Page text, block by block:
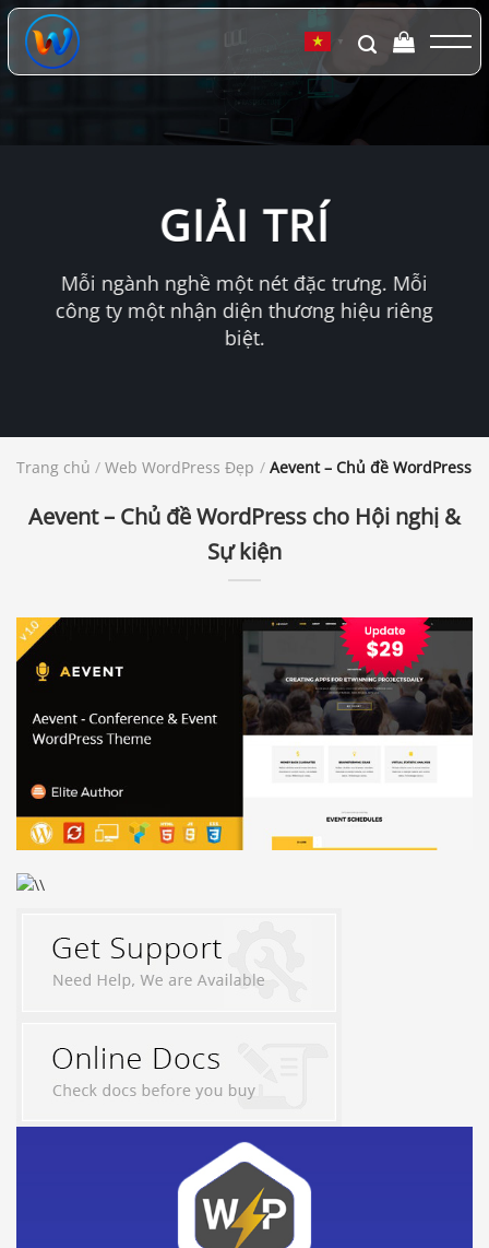
Chuyển
đến
dung
▼
GIẢI TRÍ
Mỗi ngành nghề một nét đặc trưng. Mỗi
công ty một nhận diện thương hiệu riêng
biệt.
Trang chủ / Web WordPress Đẹp / Aevent – Chủ đề WordPress
Aevent – Chủ đề WordPress cho Hội nghị &
Sự kiện